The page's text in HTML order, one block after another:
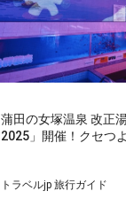
蒲田の女塚温泉 改正
2025」開催！クセつ
トラベルjp 旅行ガイド